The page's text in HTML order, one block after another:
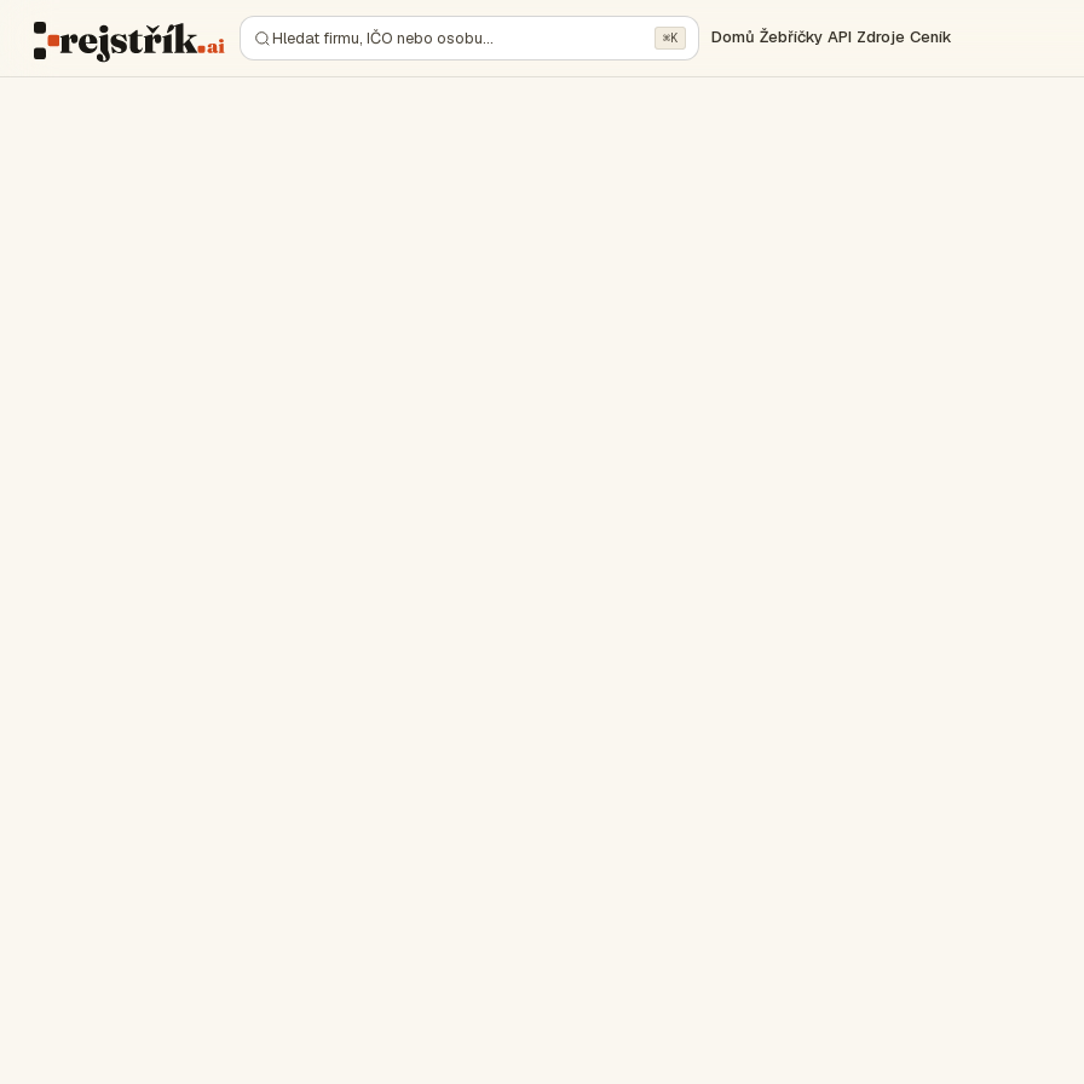
Hledat firmu, IČO nebo osobu… ⌘K Domů Žebříčky API Zdroje Ceník